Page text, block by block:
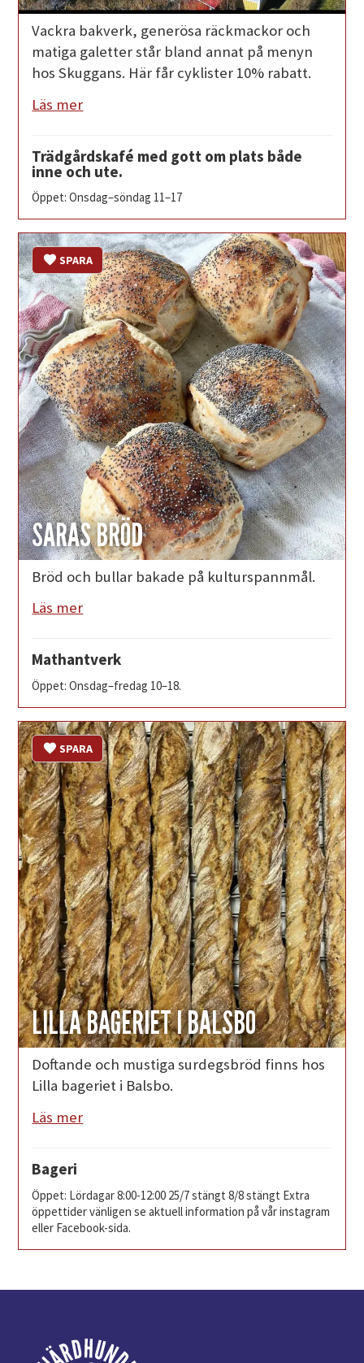
Vackra bakverk, generösa räckmackor och
matiga galetter står bland annat på menyn
hos Skuggans. Här får cyklister 10% rabatt.
Läs mer
Trädgårdskafé med gott om plats både
inne och ute.
Öppet: Onsdag–söndag 11–17
SARAS BRÖD
SPARA
Bröd och bullar bakade på kulturspannmål.
Läs mer
Mathantverk
Öppet: Onsdag–fredag 10–18.
LILLA BAGERIET I BALSBO
SPARA
Doftande och mustiga surdegsbröd finns hos
Lilla bageriet i Balsbo.
Läs mer
Bageri
Öppet: Lördagar 8:00-12:00 25/7 stängt 8/8 stängt Extra
öppettider vänligen se aktuell information på vår instagram
eller Facebook-sida.
Footer